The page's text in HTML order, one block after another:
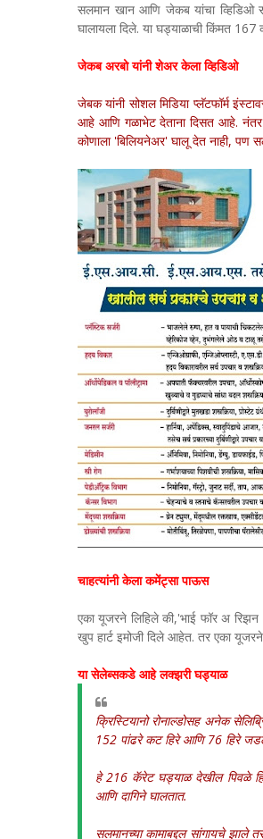
सलमान खान आणि जेकब यांचा व्हिडिओ
घालायला दिले. या घड्याळाची किंमत
जेकब अरबो यांनी शेअर केला व्हिडिओ
जेबक यांनी सोशल मिडिया प्लॅटफॉर्म
आहे आणि गळाभेट देताना दिसत आहे.
कोणाला 'बिलियनेअर' घालू देत नाही, पण
चाहत्यांनी केला कमेंट्सा पाऊस
एका यूजरने लिहिले की,'भाई फॉर अ
खुप हार्ट इमोजी दिले आहेत. तर एका
या सेलेब्सकडे आहे लक्झरी घड्याळ
क्रिस्टियानो रोनाल्डोसह अनेक
152 पांढरे कट हिरे आणि 76 हिरे
हे 216 कॅरेट घड्याळ देखील पिवळे
आणि दागिने घालतात.
सलमानच्या कामाबद्दल सांगायचे झाले